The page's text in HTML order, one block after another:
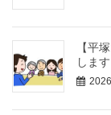
【平
します